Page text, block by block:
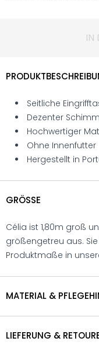
IN
Seitliche
Dezenter
Hochwertiger
Ohne Innenfutter
Hergestellt in
GRÖSSE
Célia ist 1,80m groß
größengetreu aus.
Produktmaße in
MATERIAL &
LIEFERUNG &